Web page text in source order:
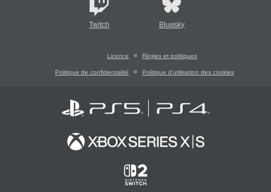
Twitch Bluesky
Licence Règles et politiques
Politique de confidentialité Politique d'utilisation des cookies